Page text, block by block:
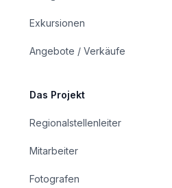
Exkursionen
Angebote / Verkäufe
Das Projekt
Regionalstellenleiter
Mitarbeiter
Fotografen